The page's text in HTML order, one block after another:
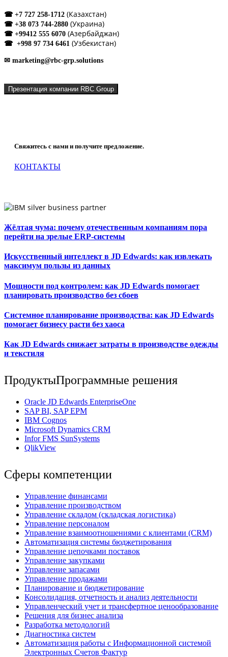
☎ +7 727 258-1712 (Казахстан)
☎ +38 073 744-2880 (Украина)
☎ +99412 555 6070 (Азербайджан)
☎ +998 97 734 6461 (Узбекистан)
✉ marketing@rbc-grp.solutions
Презентация компании RBC Group
Свяжитесь с нами и получите предложение.
КОНТАКТЫ
Жёлтая чума: почему отечественным компаниям пора
перейти на зрелые ERP-системы
Искусственный интеллект в JD Edwards: как извлекать
максимум пользы из данных
Мощности под контролем: как JD Edwards помогает
планировать производство без сбоев
Системное планирование производства: как JD Edwards
помогает бизнесу расти без хаоса
Как JD Edwards снижает затраты в производстве одежды
и текстиля
ПродуктыПрограммные решения
Oracle JD Edwards EnterpriseOne
SAP BI, SAP EPM
IBM Cognos
Мicrosoft Dynamics CRM
Infor FMS SunSystems
QlikView
Сферы компетенции
Управление финансами
Управление производством
Управление складом (складская логистика)
Управление персоналом
Управление взаимоотношениями с клиентами (СRM)
Автоматизация системы бюджетирования
Управление цепочками поставок
Управление закупками
Управление запасами
Управление продажами
Планирование и бюджетирование
Консолидация, отчетность и анализ деятельности
Управленческий учет и трансфертное ценообразование
Решения для бизнес анализа
Разработка методологий
Диагностика систем
Автоматизация работы с Информационной системой
Электронных Счетов Фактур